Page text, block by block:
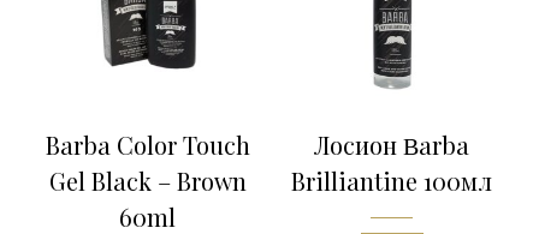
Barba Color Touch
Gel Black – Brown
60ml
Лосион Βarba
Brilliantine 100мл